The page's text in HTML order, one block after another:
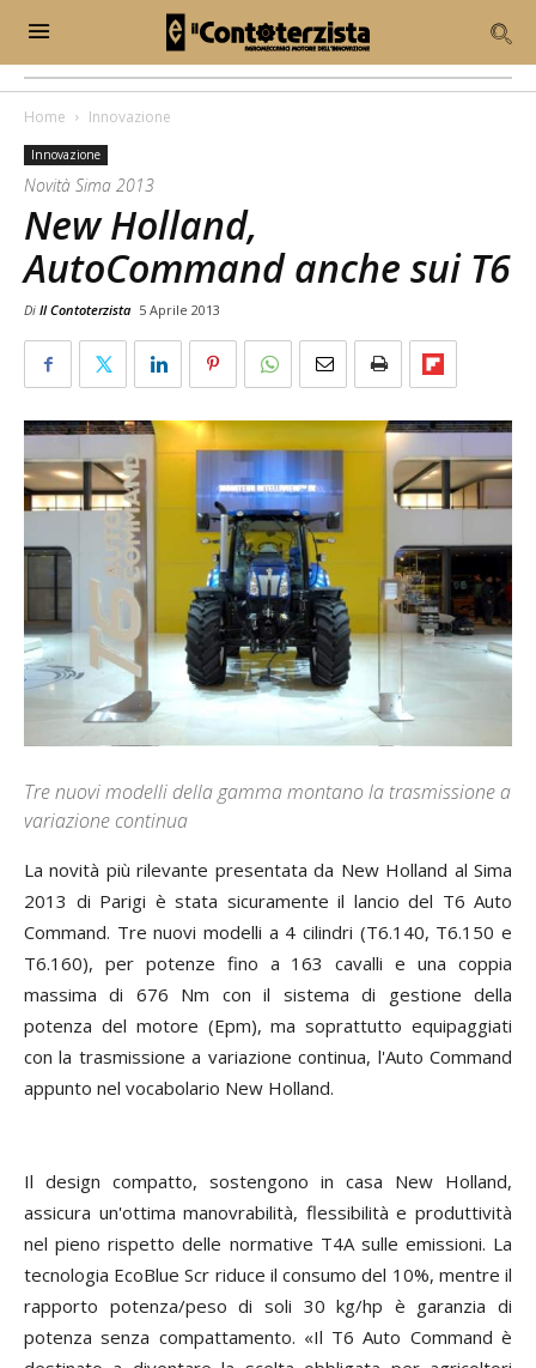
Home Innovazione
Innovazione
Novità Sima 2013
New Holland,
AutoCommand anche sui T6
Di Il Contoterzista 5 Aprile 2013
Tre nuovi modelli della gamma montano la trasmissione a
variazione continua
La novità più rilevante presentata da New Holland al Sima
2013 di Parigi è stata sicuramente il lancio del T6 Auto
Command. Tre nuovi modelli a 4 cilindri (T6.140, T6.150 e
T6.160), per potenze fino a 163 cavalli e una coppia
massima di 676 Nm con il sistema di gestione della
potenza del motore (Epm), ma soprattutto equipaggiati
con la trasmissione a variazione continua, l'Auto Command
appunto nel vocabolario New Holland.
Il design compatto, sostengono in casa New Holland,
assicura un'ottima manovrabilità, flessibilità e produttività
nel pieno rispetto delle normative T4A sulle emissioni. La
tecnologia EcoBlue Scr riduce il consumo del 10%, mentre il
rapporto potenza/peso di soli 30 kg/hp è garanzia di
potenza senza compattamento. «Il T6 Auto Command è